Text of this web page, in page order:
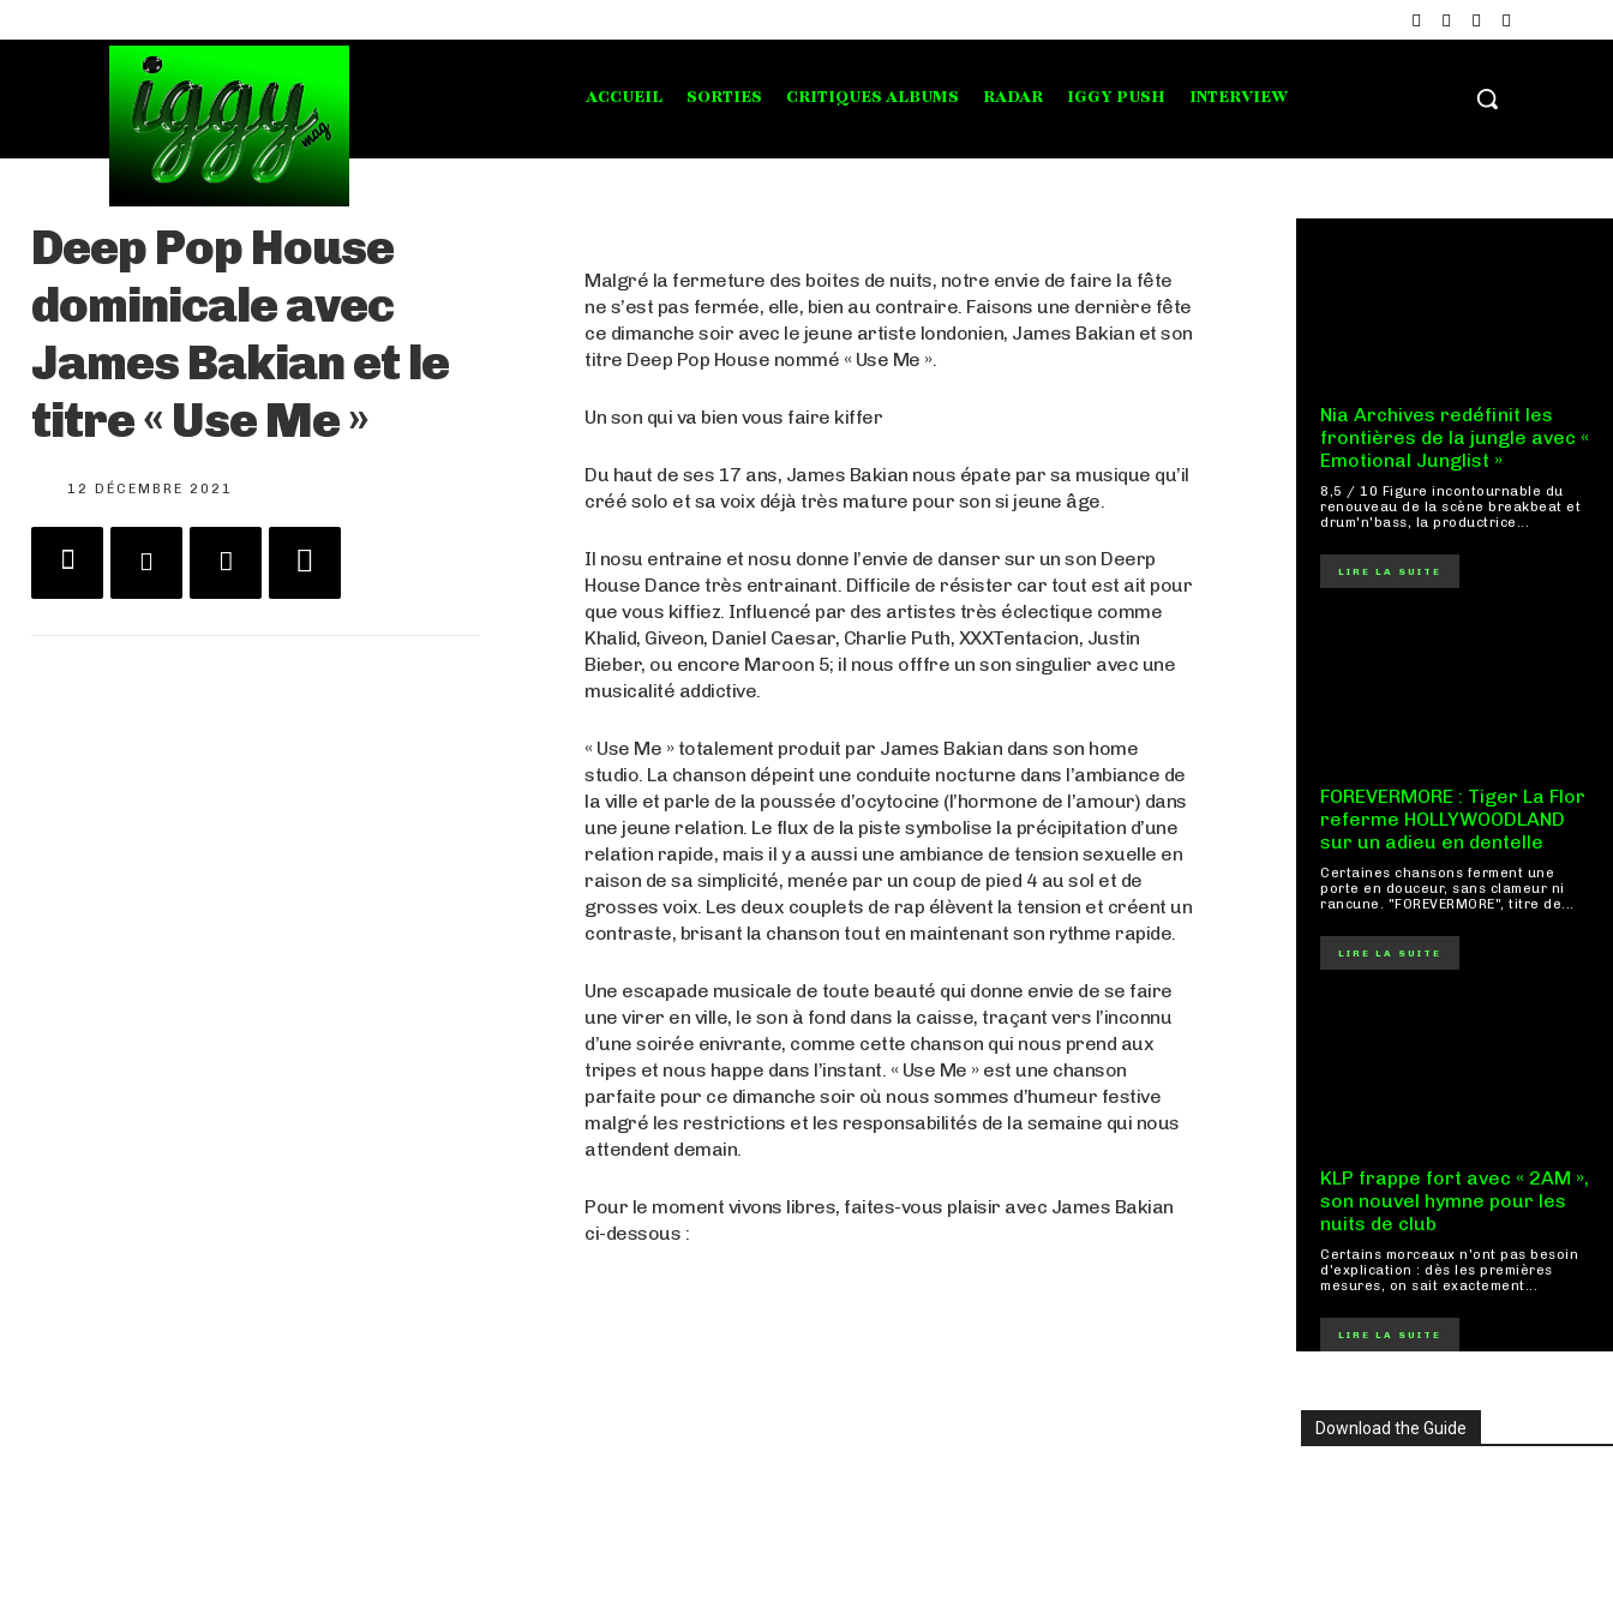
ACCUEIL SORTIES CRITIQUES ALBUMS RADAR IGGY PUSH INTERVIEW
Deep Pop House
dominicale avec
James Bakian et le
titre « Use Me »
12 DÉCEMBRE 2021
Malgré la fermeture des boites de nuits, notre envie de faire la fête
ne s’est pas fermée, elle, bien au contraire. Faisons une dernière fête
ce dimanche soir avec le jeune artiste londonien, James Bakian et son
titre Deep Pop House nommé « Use Me ».
Un son qui va bien vous faire kiffer
Du haut de ses 17 ans, James Bakian nous épate par sa musique qu’il
créé solo et sa voix déjà très mature pour son si jeune âge.
Il nosu entraine et nosu donne l’envie de danser sur un son Deerp
House Dance très entrainant. Difficile de résister car tout est ait pour
que vous kiffiez. Influencé par des artistes très éclectique comme
Khalid, Giveon, Daniel Caesar, Charlie Puth, XXXTentacion, Justin
Bieber, ou encore Maroon 5; il nous offfre un son singulier avec une
musicalité addictive.
« Use Me » totalement produit par James Bakian dans son home
studio. La chanson dépeint une conduite nocturne dans l’ambiance de
la ville et parle de la poussée d’ocytocine (l’hormone de l’amour) dans
une jeune relation. Le flux de la piste symbolise la précipitation d’une
relation rapide, mais il y a aussi une ambiance de tension sexuelle en
raison de sa simplicité, menée par un coup de pied 4 au sol et de
grosses voix. Les deux couplets de rap élèvent la tension et créent un
contraste, brisant la chanson tout en maintenant son rythme rapide.
Une escapade musicale de toute beauté qui donne envie de se faire
une virer en ville, le son à fond dans la caisse, traçant vers l’inconnu
d’une soirée enivrante, comme cette chanson qui nous prend aux
tripes et nous happe dans l’instant. « Use Me » est une chanson
parfaite pour ce dimanche soir où nous sommes d’humeur festive
malgré les restrictions et les responsabilités de la semaine qui nous
attendent demain.
Pour le moment vivons libres, faites-vous plaisir avec James Bakian
ci-dessous :
Nia Archives redéfinit les
frontières de la jungle avec «
Emotional Junglist »
8,5 / 10 Figure incontournable du
renouveau de la scène breakbeat et
drum'n'bass, la productrice...
LIRE LA SUITE
FOREVERMORE : Tiger La Flor
referme HOLLYWOODLAND
sur un adieu en dentelle
Certaines chansons ferment une
porte en douceur, sans clameur ni
rancune. "FOREVERMORE", titre de...
LIRE LA SUITE
KLP frappe fort avec « 2AM »,
son nouvel hymne pour les
nuits de club
Certains morceaux n'ont pas besoin
d'explication : dès les premières
mesures, on sait exactement...
LIRE LA SUITE
Download the Guide